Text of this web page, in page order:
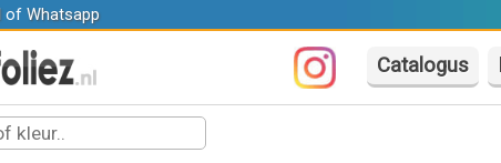
of Whatsapp
Catalogus